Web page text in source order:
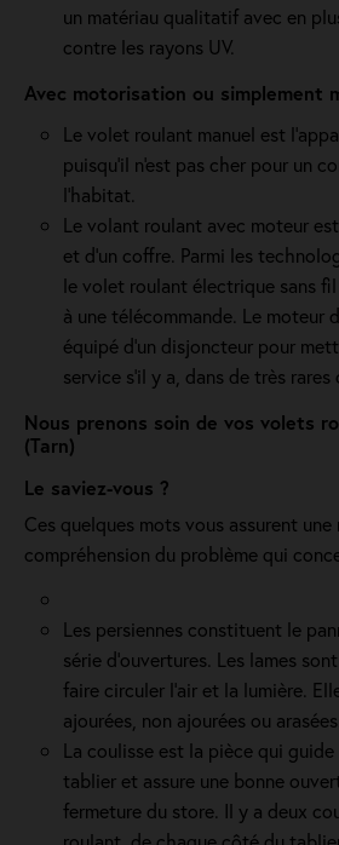
un matériau qualitatif avec en
contre les rayons UV.
Avec motorisation ou simplement
Le volet roulant manuel est
puisqu'il n'est pas cher pour un
l'habitat.
Le volant roulant avec moteur
et d’un coffre. Parmi les
le volet roulant électrique sans
à une télécommande. Le moteur
équipé d'un disjoncteur pour
service s'il y a, dans de très rares
Nous prenons soin de vos volets
(Tarn)
Le saviez-vous ?
Ces quelques mots vous assurent une
compréhension du problème qui
Les persiennes constituent le
série d’ouvertures. Les lames
faire circuler l’air et la lumière.
ajourées, non ajourées ou arasées.
La coulisse est la pièce qui
tablier et assure une bonne
fermeture du store. Il y a deux